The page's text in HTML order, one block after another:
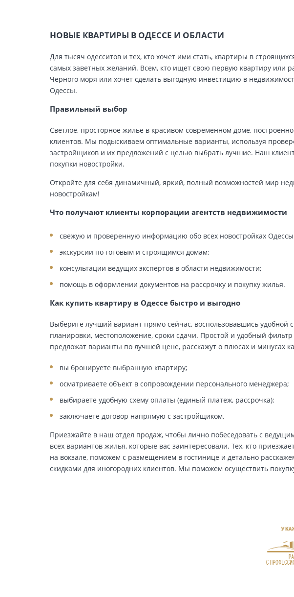
НОВЫЕ КВАРТИРЫ В ОДЕССЕ И ОБЛАСТИ
Для тысяч одесситов и тех, кто хочет ими стать, квартиры в
самых заветных желаний. Всем, кто ищет свою первую квартиру или
Черного моря или хочет сделать выгодную инвестицию в
Одессы.
Правильный выбор
Светлое, просторное жилье в красивом современном доме,
клиентов. Мы подыскиваем оптимальные варианты, используя
застройщиков и их предложений с целью выбрать лучшие. Наш
покупки новостройки.
Откройте для себя динамичный, яркий, полный возможностей мир
новостройкам!
Что получают клиенты корпорации агентств недвижимости
свежую и проверенную информацию обо всех новостройках Одессы
экскурсии по готовым и строящимся домам;
консультации ведущих экспертов в области недвижимости;
помощь в оформлении документов на рассрочку и покупку жилья.
Как купить квартиру в Одессе быстро и выгодно
Выберите лучший вариант прямо сейчас, воспользовавшись удобной
планировки, местоположение, сроки сдачи. Простой и удобный
предложат варианты по лучшей цене, расскажут о плюсах и минусах
вы бронируете выбранную квартиру;
осматриваете объект в сопровождении персонального менеджера;
выбираете удобную схему оплаты (единый платеж, рассрочка);
заключаете договор напрямую с застройщиком.
Приезжайте в наш отдел продаж, чтобы лично побеседовать с
всех вариантов жилья, которые вас заинтересовали. Тех, кто
на вокзале, поможем с размещением в гостинице и детально
скидками для иногородних клиентов. Мы поможем осуществить